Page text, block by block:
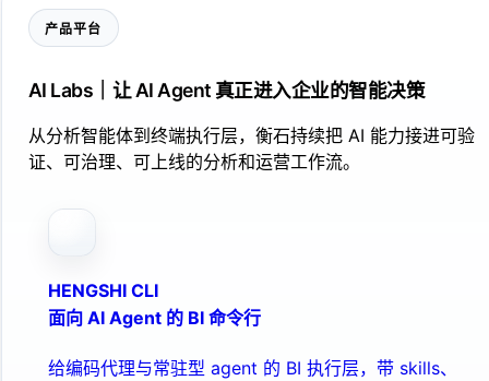
产品平台
AI Labs｜让 AI Agent 真正进入企业的智能决策
从分析智能体到终端执行层，衡石持续把 AI 能力接进可验
证、可治理、可上线的分析和运营工作流。
HENGSHI CLI
面向 AI Agent 的 BI 命令行
给编码代理与常驻型 agent 的 BI 执行层，带 skills、